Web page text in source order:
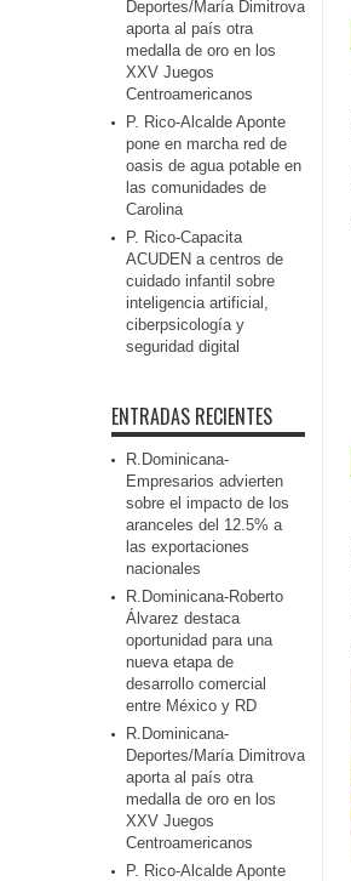
Deportes/María Dimitrova
aporta al país otra
medalla de oro en los
XXV Juegos
Centroamericanos
P. Rico-Alcalde Aponte
pone en marcha red de
oasis de agua potable en
las comunidades de
Carolina
P. Rico-Capacita
ACUDEN a centros de
cuidado infantil sobre
inteligencia artificial,
ciberpsicología y
seguridad digital
ENTRADAS RECIENTES
R.Dominicana-
Empresarios advierten
sobre el impacto de los
aranceles del 12.5% a
las exportaciones
nacionales
R.Dominicana-Roberto
Álvarez destaca
oportunidad para una
nueva etapa de
desarrollo comercial
entre México y RD
R.Dominicana-
Deportes/María Dimitrova
aporta al país otra
medalla de oro en los
XXV Juegos
Centroamericanos
P. Rico-Alcalde Aponte